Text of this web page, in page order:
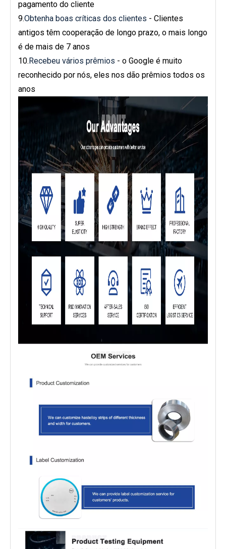
pagamento do cliente
9.Obtenha boas críticas dos clientes - Clientes
antigos têm cooperação de longo prazo, o mais longo
é de mais de 7 anos
10. Recebeu vários prêmios - o Google é muito
reconhecido por nós, eles nos dão prêmios todos os
anos